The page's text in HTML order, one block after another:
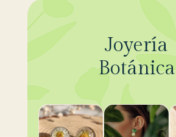
Joyería
Botánica